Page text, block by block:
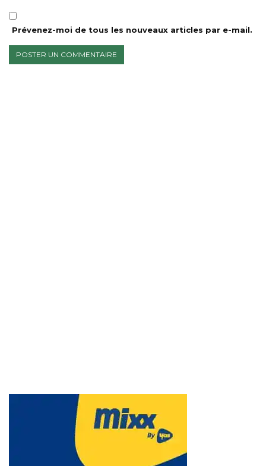
Prévenez-moi de tous les nouveaux articles par e-mail.